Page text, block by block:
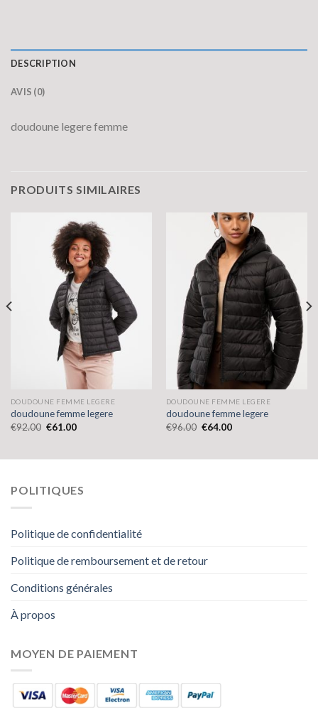
DESCRIPTION
AVIS (0)
doudoune legere femme
PRODUITS SIMILAIRES
DOUDOUNE FEMME LEGERE
doudoune femme legere
€92.00 €61.00
DOUDOUNE FEMME LEGERE
doudoune femme legere
€96.00 €64.00
POLITIQUES
Politique de confidentialité
Politique de remboursement et de retour
Conditions générales
À propos
MOYEN DE PAIEMENT